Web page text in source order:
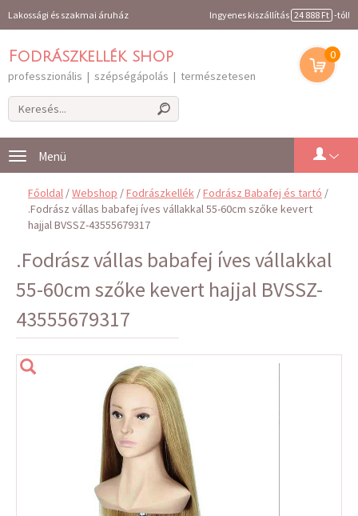
Lakossági és szakmai áruház Ingyenes kiszállítás 24 888 Ft -tól!
Fodrászkellék shop
professzionális | szépségápolás | természetesen
0
Toggle
navigation
Főoldal /Webshop /Fodrászkellék /Fodrász Babafej és tartó /
.Fodrász vállas babafej íves vállakkal 55-60cm szőke kevert
hajjal BVSSZ-43555679317
.Fodrász vállas babafej íves vállakkal
55-60cm szőke kevert hajjal BVSSZ-
43555679317